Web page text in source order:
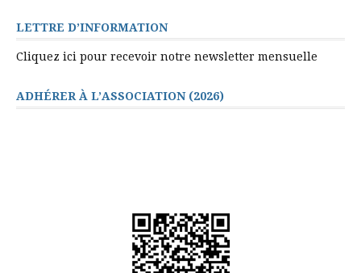
LETTRE D’INFORMATION
Cliquez ici pour recevoir notre newsletter mensuelle
ADHÉRER À L’ASSOCIATION (2026)